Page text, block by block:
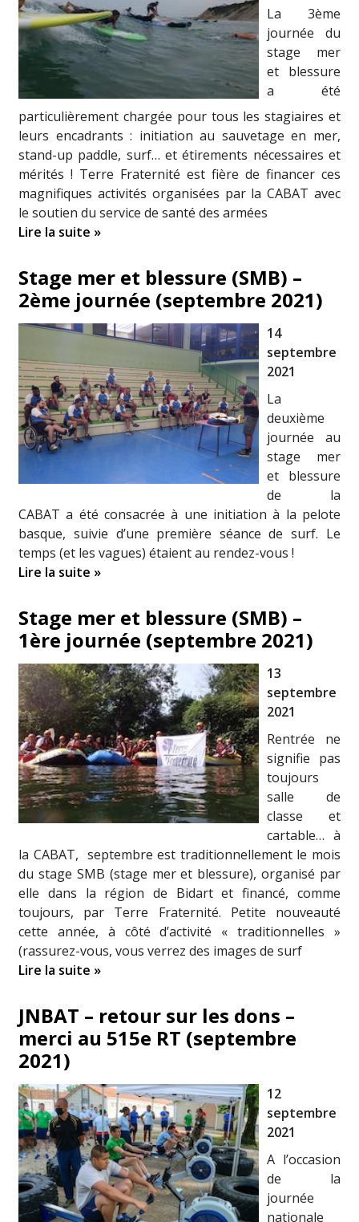
La 3ème
journée du
stage mer
et blessure
a été
particulièrement chargée pour tous les stagiaires et
leurs encadrants : initiation au sauvetage en mer,
stand-up paddle, surf… et étirements nécessaires et
mérités ! Terre Fraternité est fière de financer ces
magnifiques activités organisées par la CABAT avec
le soutien du service de santé des armées
Lire la suite »
Stage mer et blessure (SMB) –
2ème journée (septembre 2021)
14
septembre
2021
La
deuxième
journée au
stage mer
et blessure
de la
CABAT a été consacrée à une initiation à la pelote
basque, suivie d’une première séance de surf. Le
temps (et les vagues) étaient au rendez-vous !
Lire la suite »
Stage mer et blessure (SMB) –
1ère journée (septembre 2021)
13
septembre
2021
Rentrée ne
signifie pas
toujours
salle de
classe et
cartable… à
la CABAT, septembre est traditionnellement le mois
du stage SMB (stage mer et blessure), organisé par
elle dans la région de Bidart et financé, comme
toujours, par Terre Fraternité. Petite nouveauté
cette année, à côté d’activité « traditionnelles »
(rassurez-vous, vous verrez des images de surf
Lire la suite »
JNBAT – retour sur les dons –
merci au 515e RT (septembre
2021)
12
septembre
2021
A l’occasion
de la
journée
nationale